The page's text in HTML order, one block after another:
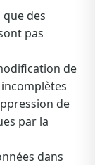
des
pas
de
de
par la
dans